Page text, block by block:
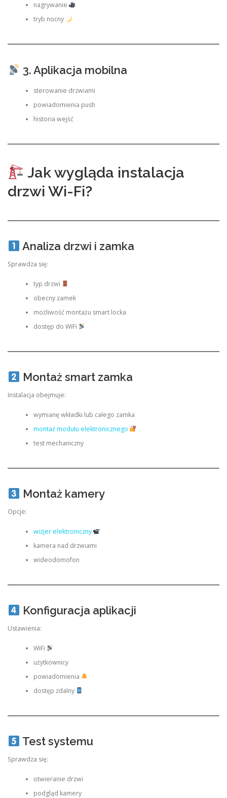
nagrywanie
tryb nocny
3. Aplikacja mobilna
sterowanie drzwiami
powiadomienia push
historia wejść
Jak wygląda instalacja
drzwi Wi-Fi?
Analiza drzwi i zamka
Sprawdza się:
typ drzwi
obecny zamek
możliwość montażu smart locka
dostęp do WiFi
Montaż smart zamka
Instalacja obejmuje:
wymianę wkładki lub całego zamka
montaż modułu elektronicznego
test mechaniczny
Montaż kamery
Opcje:
wizjer elektroniczny
kamera nad drzwiami
wideodomofon
Konfiguracja aplikacji
Ustawienia:
WiFi
użytkownicy
powiadomienia
dostęp zdalny
Test systemu
Sprawdza się:
otwieranie drzwi
podgląd kamery